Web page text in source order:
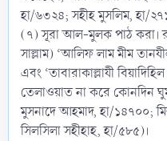
হা/৬৩২৪; সহীহ মুসলিম, হা/
(৭) সূরা আল-মুলক পাঠ করা।
সাল্লাম) ‘আলিফ লাম মীম
এবং ‘তাবারাকাল্লাযী
তেলাওয়াত না করে কোনদিন
মুসনাদে আহমাদ, হা/১৪৭০০;
সিলসিলা সহীহাহ, হা/৫৮৫)।